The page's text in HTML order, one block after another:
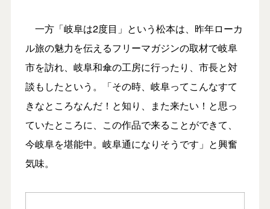
一方「岐阜は2度目」という松本は、昨年ローカ
ル旅の魅力を伝えるフリーマガジンの取材で岐阜
市を訪れ、岐阜和傘の工房に行ったり、市長と対
談もしたという。「その時、岐阜ってこんなすて
きなところなんだ！と知り、また来たい！と思っ
ていたところに、この作品で来ることができて、
今岐阜を堪能中。岐阜通になりそうです」と興奮
気味。